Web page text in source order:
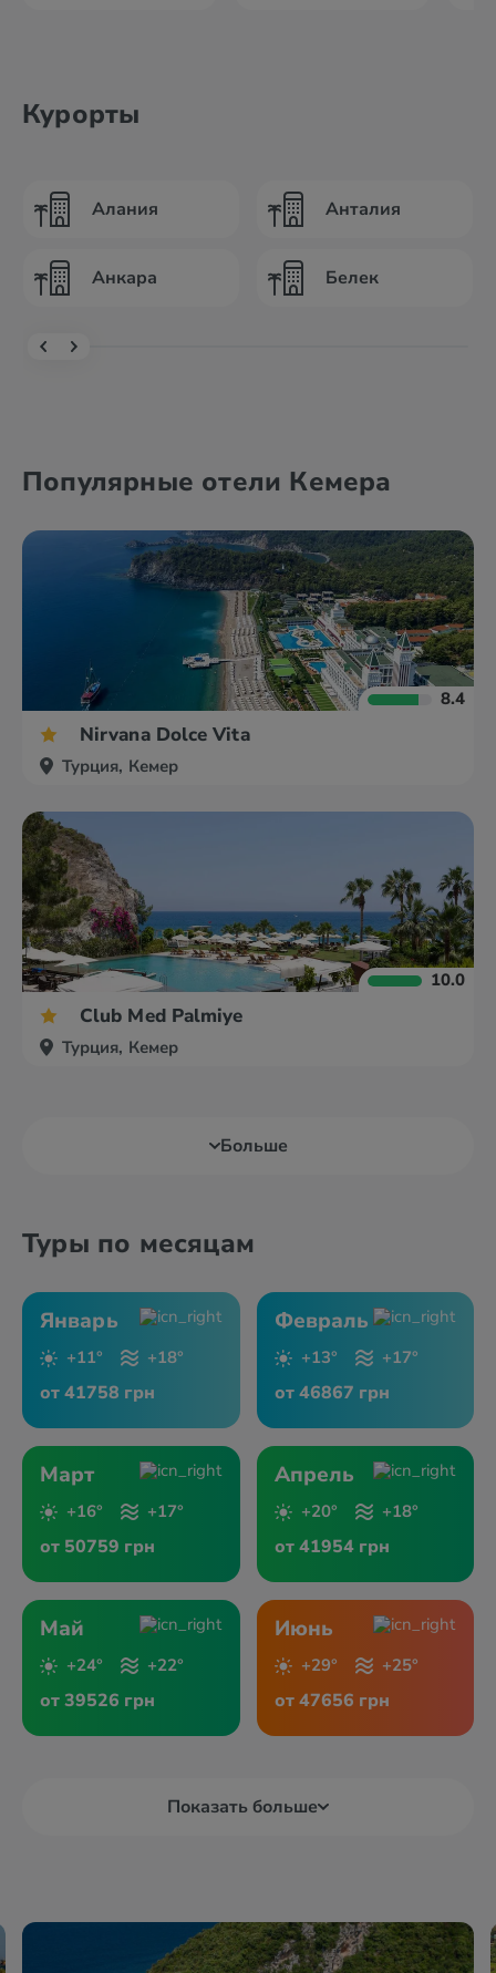
Курорты
Алания
Анкара
Анталия
Белек
Популярные отели Кемера
8.4
Nirvana Dolce Vita
Турция, Кемер
10.0
Club Med Palmiye
Турция, Кемер
Больше
Туры по месяцам
Январь
+11° +18°
от 41758 грн
Февраль
+13° +17°
от 46867 грн
Март
+16° +17°
от 50759 грн
Апрель
+20° +18°
от 41954 грн
Май
+24° +22°
от 39526 грн
Июнь
+29° +25°
от 47656 грн
Показать больше